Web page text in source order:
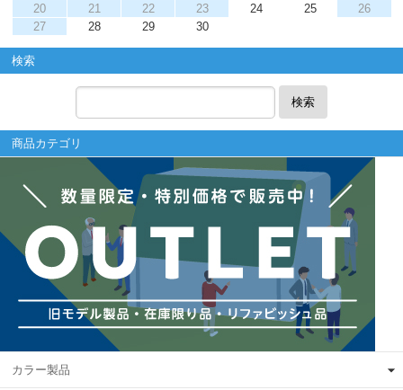
20
21 22 23 24 25
26
27
28 29 30
検索
検索
商品カテゴリ
カラー製品